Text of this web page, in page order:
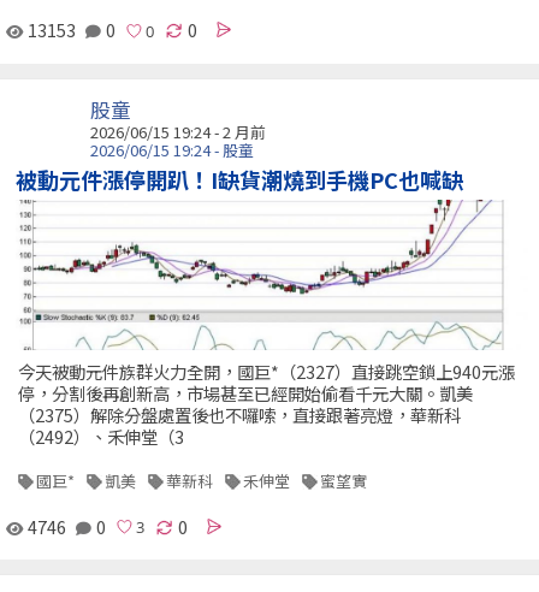
13153 0 0
股童
2026/06/15 19:24 - 2 月前
2026/06/15 19:24 - 股童
被動元件漲停開趴！I缺貨潮燒到手機PC也喊缺
今天被動元件族群火力全開，國巨*（2327）直接跳空鎖上940元漲
停，分割後再創新高，市場甚至已經開始偷看千元大關。凱美
（2375）解除分盤處置後也不囉嗦，直接跟著亮燈，華新科
（2492）、禾伸堂（3
國巨* 凱美 華新科 禾伸堂 蜜望實
4746 0 0